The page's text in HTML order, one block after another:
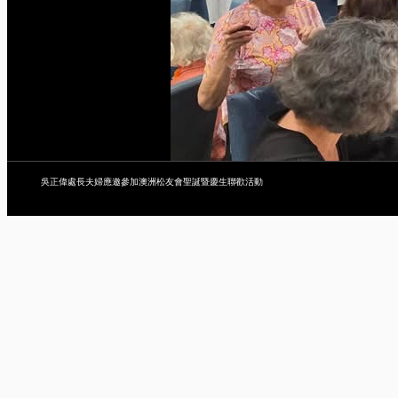
吳正偉處長夫婦應邀參加澳洲松友會聖誕暨慶生聯歡活動